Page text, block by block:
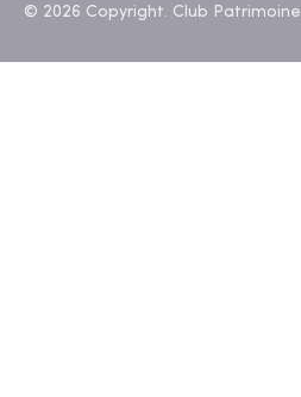
© 2026 Copyright. Club Patrimoine